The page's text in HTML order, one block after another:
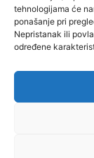
tehnologijama će
ponašanje pri
Nepristanak ili
određene